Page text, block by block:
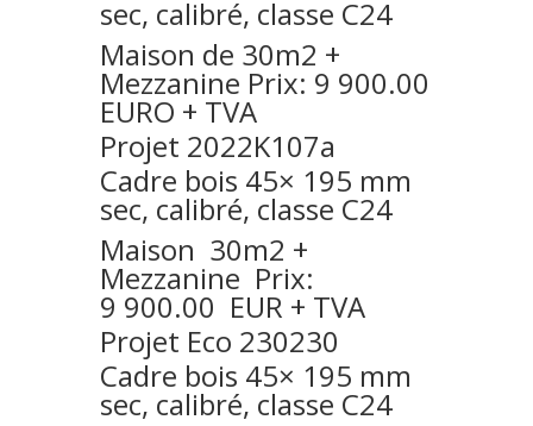
sec, calibré, classe C24
Maison de 30m2 +
Mezzanine Prix: 9 900.00
EURO + TVA
Projet 2022K107a
Cadre bois 45× 195 mm
sec, calibré, classe C24
Maison 30m2 +
Mezzanine Prix:
9 900.00 EUR + TVA
Projet Eco 230230
Cadre bois 45× 195 mm
sec, calibré, classe C24